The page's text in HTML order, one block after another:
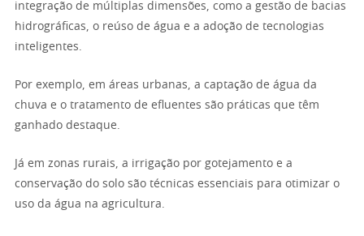
integração de múltiplas dimensões, como a gestão de bacias
hidrográficas, o reúso de água e a adoção de tecnologias
inteligentes.
Por exemplo, em áreas urbanas, a captação de água da
chuva e o tratamento de efluentes são práticas que têm
ganhado destaque.
Já em zonas rurais, a irrigação por gotejamento e a
conservação do solo são técnicas essenciais para otimizar o
uso da água na agricultura.